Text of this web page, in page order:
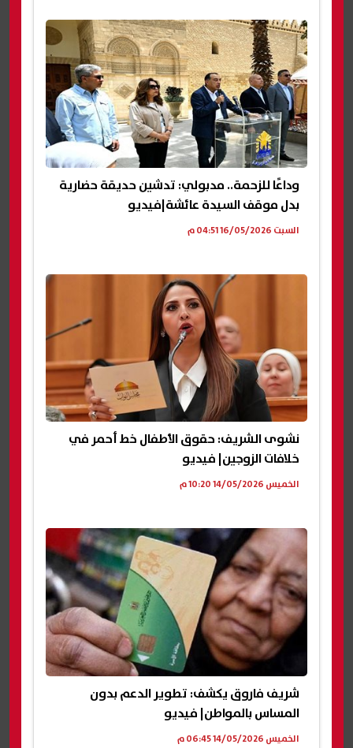
وداعًا للزحمة.. مدبولي: تدشين حديقة حضارية
بدل موقف السيدة عائشة|فيديو
السبت 16/05/2026 04:51 م
نشوى الشريف: حقوق الأطفال خط أحمر في
خلافات الزوجين| فيديو
الخميس 14/05/2026 10:20 م
شريف فاروق يكشف: تطوير الدعم بدون
المساس بالمواطن| فيديو
الخميس 14/05/2026 06:45 م